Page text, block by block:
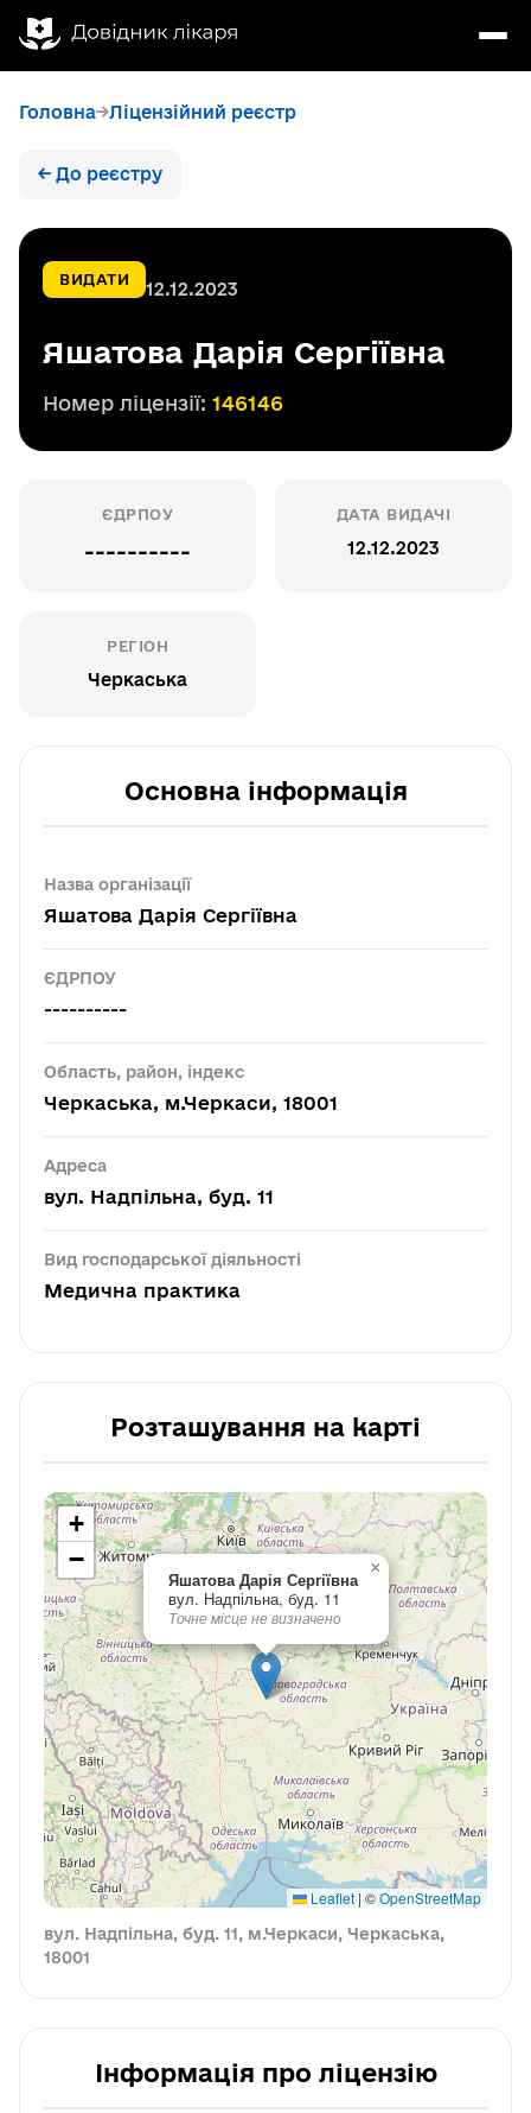
Головна Ліцензійний реєстр
← До реєстру
ВИДАТИ 12.12.2023
Яшатова Дарія Сергіївна
Номер ліцензії: 146146
ЄДРПОУ
----------
ДАТА ВИДАЧІ
12.12.2023
РЕГІОН
Черкаська
Основна інформація
Назва організації
Яшатова Дарія Сергіївна
ЄДРПОУ
----------
Область, район, індекс
Черкаська, м.Черкаси, 18001
Адреса
вул. Надпільна, буд. 11
Вид господарської діяльності
Медична практика
Розташування на карті
Яшатова Дарія Сергіївна
вул. Надпільна, буд. 11
Точне місце не визначено
×
+
−
Leaflet | ©OpenStreetMap
вул. Надпільна, буд. 11, м.Черкаси, Черкаська,
18001
Інформація про ліцензію